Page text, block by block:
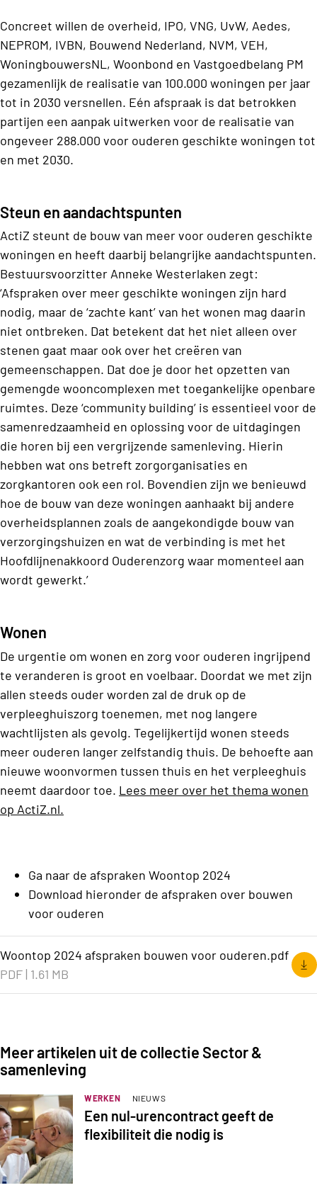
Concreet willen de overheid, IPO, VNG, UvW, Aedes,
NEPROM, IVBN, Bouwend Nederland, NVM, VEH,
WoningbouwersNL, Woonbond en Vastgoedbelang PM
gezamenlijk de realisatie van 100.000 woningen per jaar
tot in 2030 versnellen. Eén afspraak is dat betrokken
partijen een aanpak uitwerken voor de realisatie van
ongeveer 288.000 voor ouderen geschikte woningen tot
en met 2030.
Steun en aandachtspunten
ActiZ steunt de bouw van meer voor ouderen geschikte
woningen en heeft daarbij belangrijke aandachtspunten.
Bestuursvoorzitter Anneke Westerlaken zegt:
‘Afspraken over meer geschikte woningen zijn hard
nodig, maar de ‘zachte kant’ van het wonen mag daarin
niet ontbreken. Dat betekent dat het niet alleen over
stenen gaat maar ook over het creëren van
gemeenschappen. Dat doe je door het opzetten van
gemengde wooncomplexen met toegankelijke openbare
ruimtes. Deze ‘community building’ is essentieel voor de
samenredzaamheid en oplossing voor de uitdagingen
die horen bij een vergrijzende samenleving. Hierin
hebben wat ons betreft zorgorganisaties en
zorgkantoren ook een rol. Bovendien zijn we benieuwd
hoe de bouw van deze woningen aanhaakt bij andere
overheidsplannen zoals de aangekondigde bouw van
verzorgingshuizen en wat de verbinding is met het
Hoofdlijnenakkoord Ouderenzorg waar momenteel aan
wordt gewerkt.’
Wonen
De urgentie om wonen en zorg voor ouderen ingrijpend
te veranderen is groot en voelbaar. Doordat we met zijn
allen steeds ouder worden zal de druk op de
verpleeghuiszorg toenemen, met nog langere
wachtlijsten als gevolg. Tegelijkertijd wonen steeds
meer ouderen langer zelfstandig thuis. De behoefte aan
nieuwe woonvormen tussen thuis en het verpleeghuis
neemt daardoor toe. Lees meer over het thema wonen
op ActiZ.nl.
Ga naar de afspraken Woontop 2024
Download hieronder de afspraken over bouwen
voor ouderen
Woontop 2024 afspraken bouwen voor ouderen.pdf
PDF | 1.61 MB
Meer artikelen uit de collectie Sector &
samenleving
WERKEN NIEUWS
Een nul-urencontract geeft de
flexibiliteit die nodig is